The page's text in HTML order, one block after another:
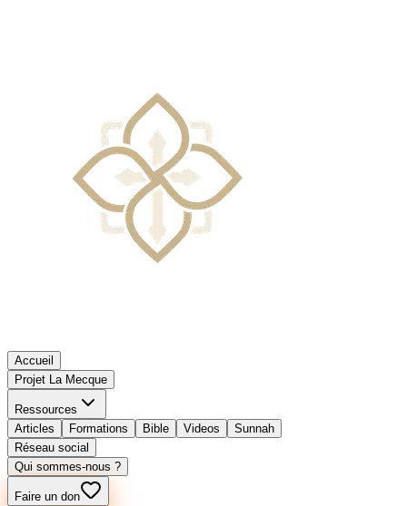
Accueil
Projet La Mecque
Ressources
Articles
Formations Bible Videos
Sunnah
Réseau social
Qui sommes-nous ?
Faire un don